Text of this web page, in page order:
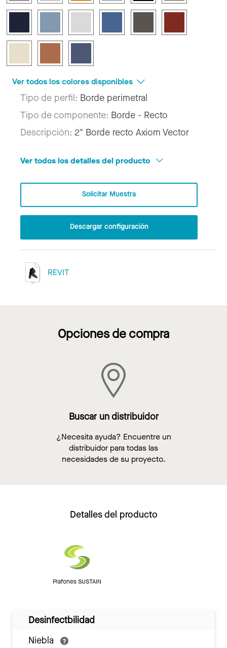
Ver todos los colores disponibles
Tipo de perfil: Borde perimetral
Tipo de componente: Borde - Recto
Descripción: 2" Borde recto Axiom Vector
Ver todos los detalles del producto
Solicitar Muestra
Descargar configuración
REVIT
Opciones de compra
Buscar un distribuidor
¿Necesita ayuda? Encuentre un
distribuidor para todas las
necesidades de su proyecto.
Detalles del producto
Plafones SUSTAIN
Desinfectbilidad
Niebla